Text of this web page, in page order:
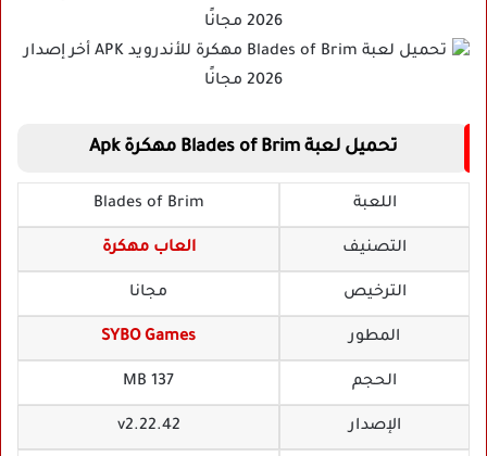
تحميل لعبة Blades of Brim مهكرة Apk
اللعبة Blades of Brim
التصنيف العاب مهكرة
الترخيص مجانا
المطور SYBO Games
الحجم 137 MB
الإصدار v2.22.42